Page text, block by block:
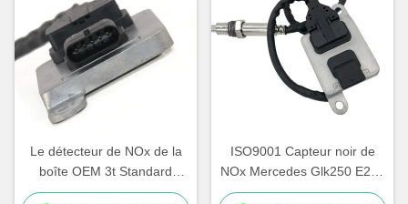
Le détecteur de NOx de la
boîte OEM 3t Standard
Sprinter 12V A0009050008
ISO9001 Capteur noir de
NOx Mercedes Glk250 E250
OEM 5WK96682A